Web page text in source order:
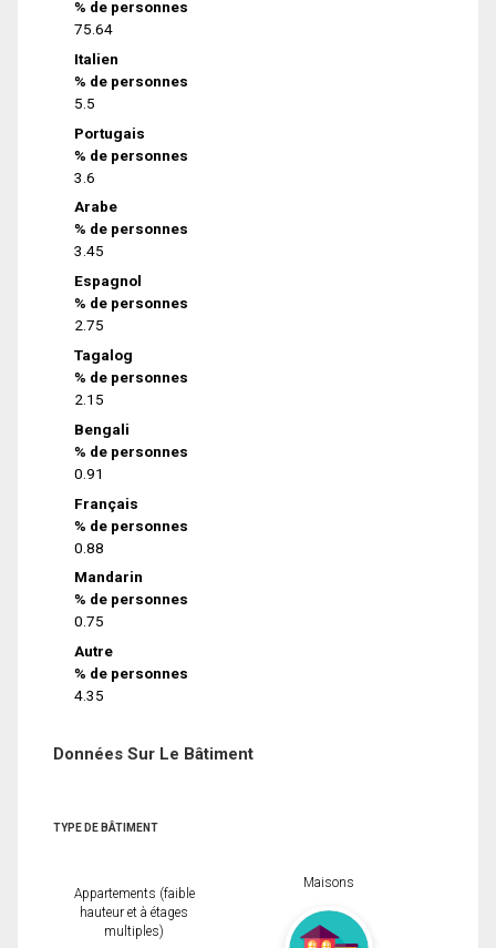
% de personnes
75.64
Italien
% de personnes
5.5
Portugais
% de personnes
3.6
Arabe
% de personnes
3.45
Espagnol
% de personnes
2.75
Tagalog
% de personnes
2.15
Bengali
% de personnes
0.91
Français
% de personnes
0.88
Mandarin
% de personnes
0.75
Autre
% de personnes
4.35
Données Sur Le Bâtiment
TYPE DE BÂTIMENT
Appartements (faible
hauteur et à étages
multiples)
Maisons